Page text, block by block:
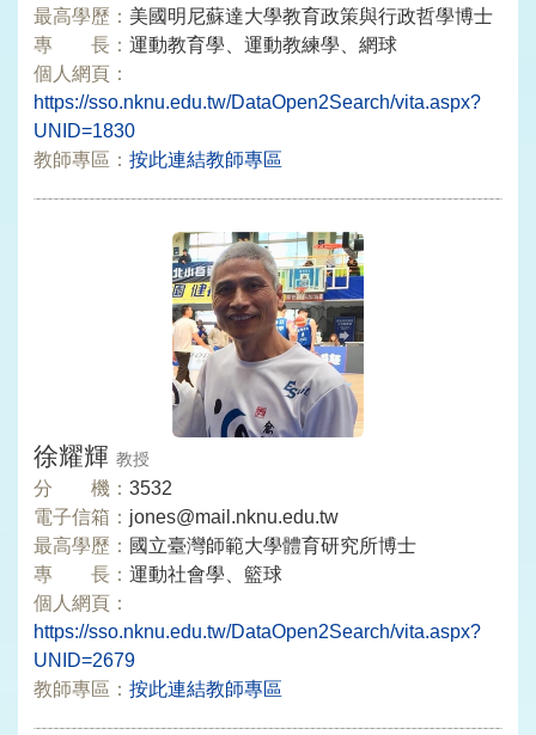
最高學歷： 美國明尼蘇達大學教育政策與行政哲學博士
專 長： 運動教育學、運動教練學、網球
個人網頁：
https://sso.nknu.edu.tw/DataOpen2Search/vita.aspx?
UNID=1830
教師專區： 按此連結教師專區
徐耀輝 教授
分 機： 3532
電子信箱： jones@mail.nknu.edu.tw
最高學歷： 國立臺灣師範大學體育研究所博士
專 長： 運動社會學、籃球
個人網頁：
https://sso.nknu.edu.tw/DataOpen2Search/vita.aspx?
UNID=2679
教師專區： 按此連結教師專區